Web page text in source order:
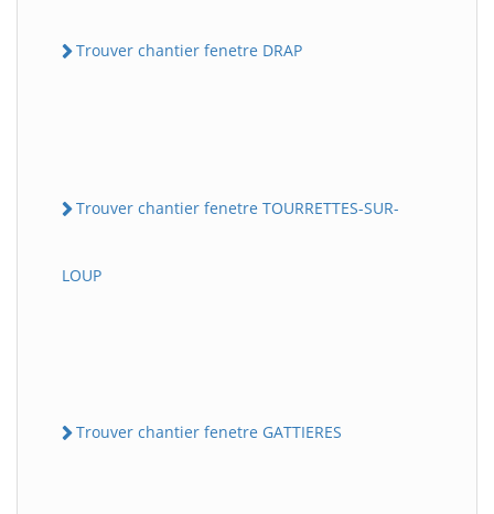
Trouver chantier fenetre DRAP
Trouver chantier fenetre TOURRETTES-SUR-
LOUP
Trouver chantier fenetre GATTIERES